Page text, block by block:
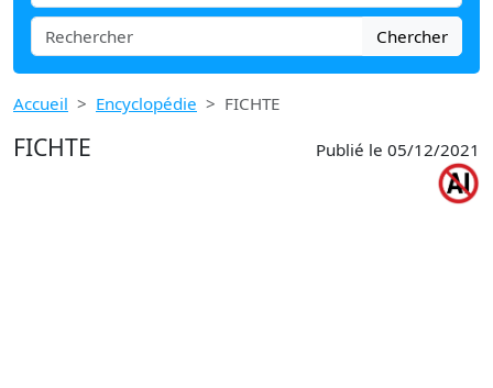
Chercher
Accueil Encyclopédie FICHTE
FICHTE Publié le 05/12/2021